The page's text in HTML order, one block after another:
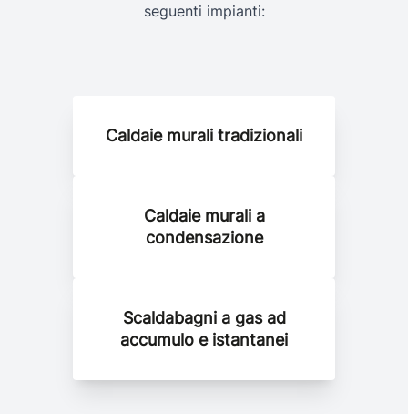
seguenti impianti:
Caldaie murali tradizionali
Caldaie murali a
condensazione
Scaldabagni a gas ad
accumulo e istantanei